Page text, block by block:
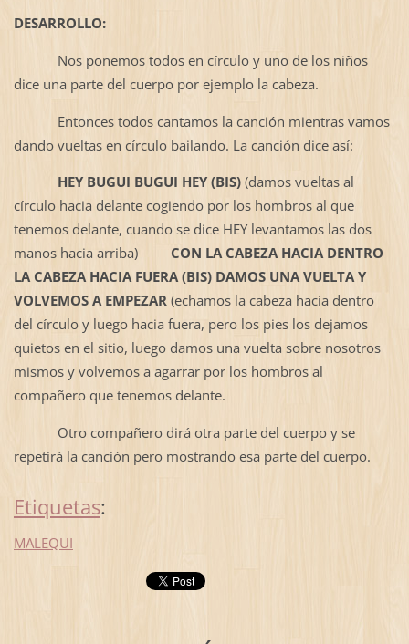
DESARROLLO:
Nos ponemos todos en círculo y uno de los niños
dice una parte del cuerpo por ejemplo la cabeza.
Entonces todos cantamos la canción mientras vamos
dando vueltas en círculo bailando. La canción dice así:
HEY BUGUI BUGUI HEY (BIS)(damos vueltas al
círculo hacia delante cogiendo por los hombros al que
tenemos delante, cuando se dice HEY levantamos las dos
manos hacia arriba) CON LA CABEZA HACIA DENTRO
LA CABEZA HACIA FUERA (BIS) DAMOS UNA VUELTA Y
VOLVEMOS A EMPEZAR(echamos la cabeza hacia dentro
del círculo y luego hacia fuera, pero los pies los dejamos
quietos en el sitio, luego damos una vuelta sobre nosotros
mismos y volvemos a agarrar por los hombros al
compañero que tenemos delante.
Otro compañero dirá otra parte del cuerpo y se
repetirá la canción pero mostrando esa parte del cuerpo.
Etiquetas:
MALEQUI